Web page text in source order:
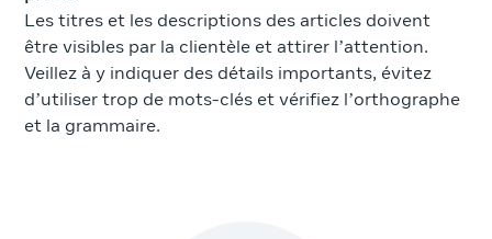
Les titres et les descriptions des articles doivent
être visibles par la clientèle et attirer l’attention.
Veillez à y indiquer des détails importants, évitez
d’utiliser trop de mots-clés et vérifiez l’orthographe
et la grammaire.